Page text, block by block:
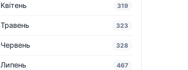
Квітень 319
Травень 323
Червень 328
Липень 467